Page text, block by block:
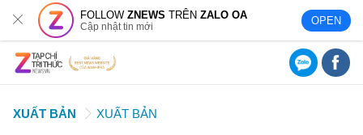
FOLLOWZNEWS TRÊNZALO OA
Cập nhật tin mới OPEN
XUẤT BẢN XUẤT BẢN